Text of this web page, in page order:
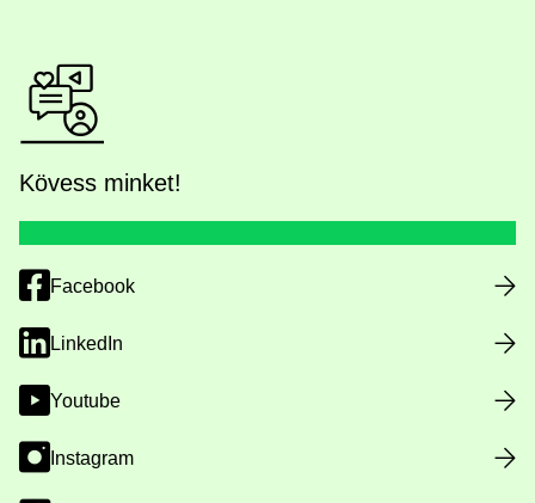
Kövess minket!
Facebook
LinkedIn
Youtube
Instagram